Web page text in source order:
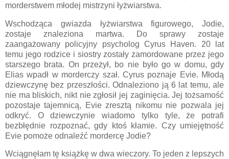
morderstwem młodej mistrzyni łyżwiarstwa.
Wschodząca gwiazda łyżwiarstwa figurowego, Jodie,
zostaje znaleziona martwa. Do sprawy zostaje
zaangażowany policyjny psycholog Cyrus Haven. 20 lat
temu jego rodzice i siostry zostały zamordowane przez jego
starszego brata. On przeżył, bo nie było go w domu, gdy
Elias wpadł w morderczy szał. Cyrus poznaje Evie. Młodą
dziewczynę bez przeszłości. Odnaleziono ją 6 lat temu, ale
nie ma bliskich, nikt nie zgłosił jej zaginięcia. Jej tożsamość
pozostaje tajemnicą, Evie zresztą nikomu nie pozwala jej
odkryć. O dziewczynie wiadomo tylko tyle, że potrafi
bezbłędnie rozpoznać, gdy ktoś kłamie. Czy umiejętność
Evie pomoże odnaleźć mordercę Jodie?
Wciągnęłam tę książkę w dwa wieczory. To jeden z lepszych